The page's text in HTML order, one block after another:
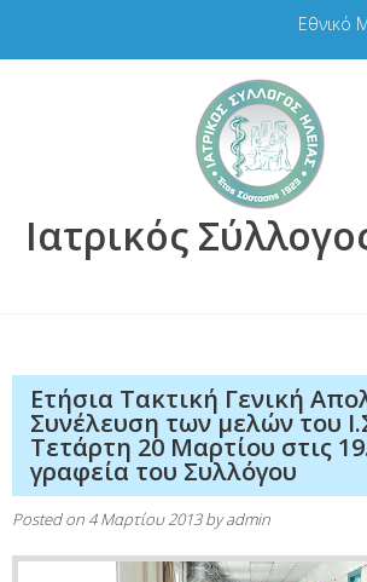
Εθνικό
Ιατρικός
Ετήσια Τακτική Γενική
Συνέλευση των μελών του
Τετάρτη 20 Μαρτίου στις
γραφεία του Συλλόγου
Posted on 4 Μαρτίου 2013byadmin